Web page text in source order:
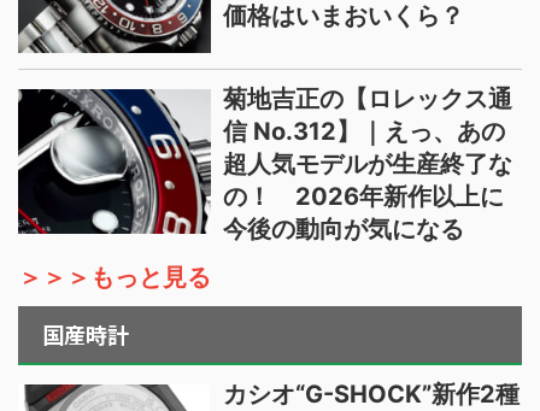
価格はいまおいくら？
菊地吉正の【ロレックス通
信 No.312】｜えっ、あの
超人気モデルが生産終了な
の！ 2026年新作以上に
今後の動向が気になる
＞＞＞もっと見る
国産時計
カシオ“G-SHOCK”新作2種